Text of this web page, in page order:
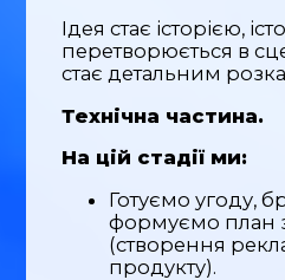
Ідея стає історією,
перетворюється в
стає детальним
Технічна частина.
На цій стадії ми:
Готуємо угоду,
формуємо план
(створення
продукту).